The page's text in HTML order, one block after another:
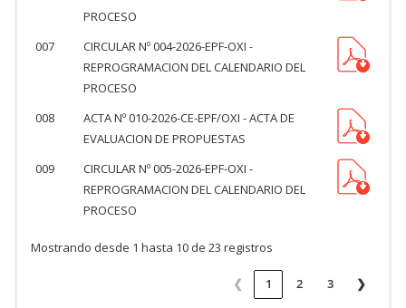
PROCESO
007
CIRCULAR Nº 004-2026-EPF-OXI -
REPROGRAMACION DEL CALENDARIO DEL
PROCESO
008
ACTA Nº 010-2026-CE-EPF/OXI - ACTA DE
EVALUACION DE PROPUESTAS
009
CIRCULAR Nº 005-2026-EPF-OXI -
REPROGRAMACION DEL CALENDARIO DEL
PROCESO
Mostrando desde 1 hasta 10 de 23 registros
❮ 1 2 3 ❯